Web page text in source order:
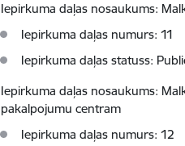
Iepirkuma daļas nosaukums:
Iepirkuma daļas numurs: 11
Iepirkuma daļas statuss:
Iepirkuma daļas nosaukums:
pakalpojumu centram
Iepirkuma daļas numurs: 12